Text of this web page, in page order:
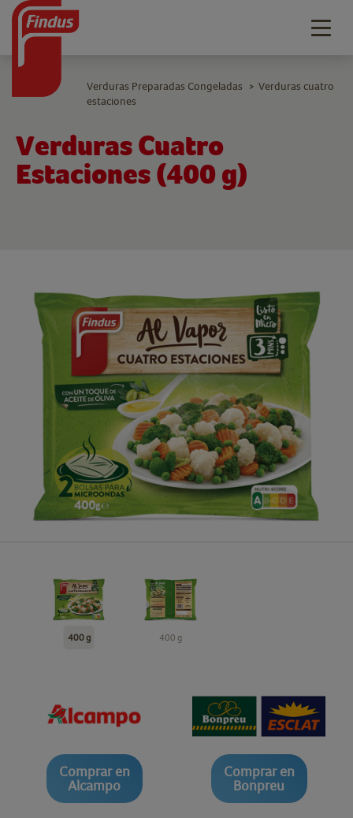
Verduras Cuatro
Estaciones (400 g)
Verduras Preparadas Congeladas > Verduras cuatro
estaciones
400 g 400 g
Comprar en
Alcampo
Comprar en
Bonpreu